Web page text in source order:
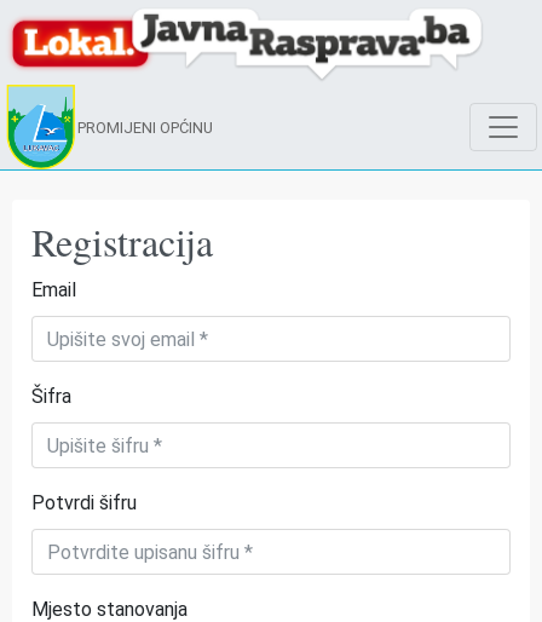
PROMIJENI OPĆINU
Registracija
Email
Šifra
Potvrdi šifru
Mjesto stanovanja